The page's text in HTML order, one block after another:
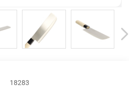
18283